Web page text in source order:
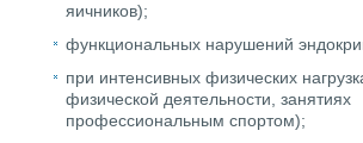
яичников);
функциональных нарушений
при интенсивных физических
физической деятельности, занятиях
профессиональным спортом);